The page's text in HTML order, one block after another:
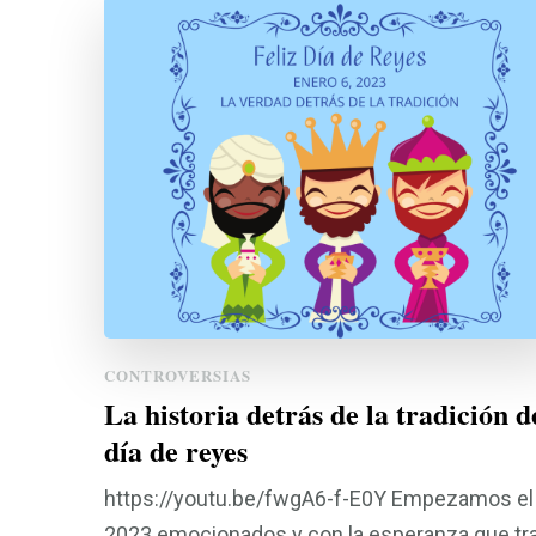
CONTROVERSIAS
La historia detrás de la tradición
día de reyes
https://youtu.be/fwgA6-f-E0Y Empezamos el